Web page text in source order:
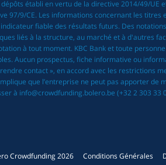
établi en vertu de la directive 2014/49/UE
97/9/CE. Les informations concernant les titres
fiable des résultats futurs. Des
liés à la structure, au marché et à d'autres
à tout moment. KBC Bank et toute
Aucun prospectus, fiche informative ou
contact », en accord avec les restrictions
que l’entreprise ne peut pas apporter de
à info@crowdfunding.bolero.be (+32 2 303 33
Crowdfunding 2026 Conditions Générales